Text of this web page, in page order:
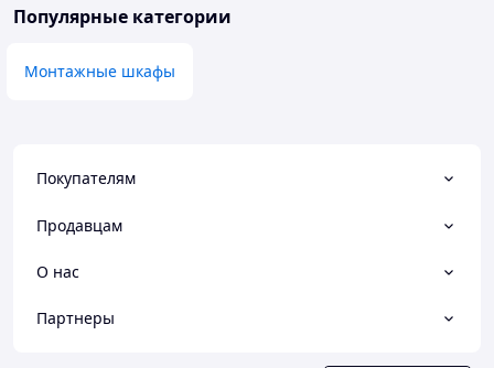
Популярные категории
Монтажные шкафы
Покупателям
Продавцам
О нас
Партнеры